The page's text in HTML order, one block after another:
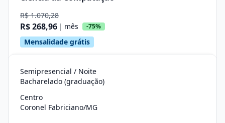
R$ 1.070,28
R$ 268,96 | mês -75%
Mensalidade grátis
Semipresencial / Noite
Bacharelado (graduação)
Centro
Coronel Fabriciano/MG